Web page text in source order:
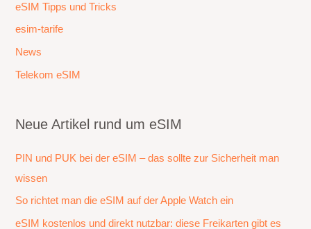
eSIM Tipps und Tricks
esim-tarife
News
Telekom eSIM
Neue Artikel rund um eSIM
PIN und PUK bei der eSIM – das sollte zur Sicherheit man
wissen
So richtet man die eSIM auf der Apple Watch ein
eSIM kostenlos und direkt nutzbar: diese Freikarten gibt es